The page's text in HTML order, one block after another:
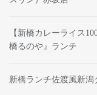
【新橋カレーライス
橋るのや』ランチ
新橋ランチ佐渡風新